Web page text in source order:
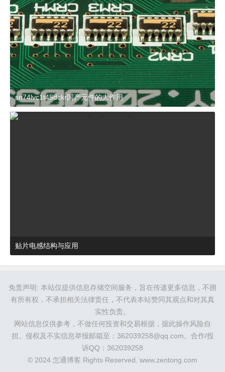
sn74lvc1t45dckr国产元件的大作用
贴片电感结构与应用
免责声明: 本站仅提供信息存储空间服务，旨在传递更多信息，不拥
有所有权，不承担相关法律责任，不代表本站赞同其观点和对其真
实性负责。
网站信息仅供参考，不做任何投资和交易根据，据此操作风险自
担。侵权及不实信息举报邮箱至：362039258@qq.com。合作/投
诉QQ：362039258
© 2024 怎通博客 Rights Reserved. www.zentong.com